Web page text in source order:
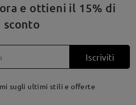
emana un'eleganza classica
e ottieni il 15% di
sconto
Iscriviti
sugli ultimi stili e offerte